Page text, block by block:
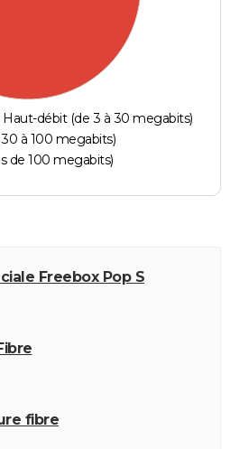
Haut-débit (de 3 à 30 megabits)
à 100 megabits)
de 100 megabits)
Freebox Pop S
fibre